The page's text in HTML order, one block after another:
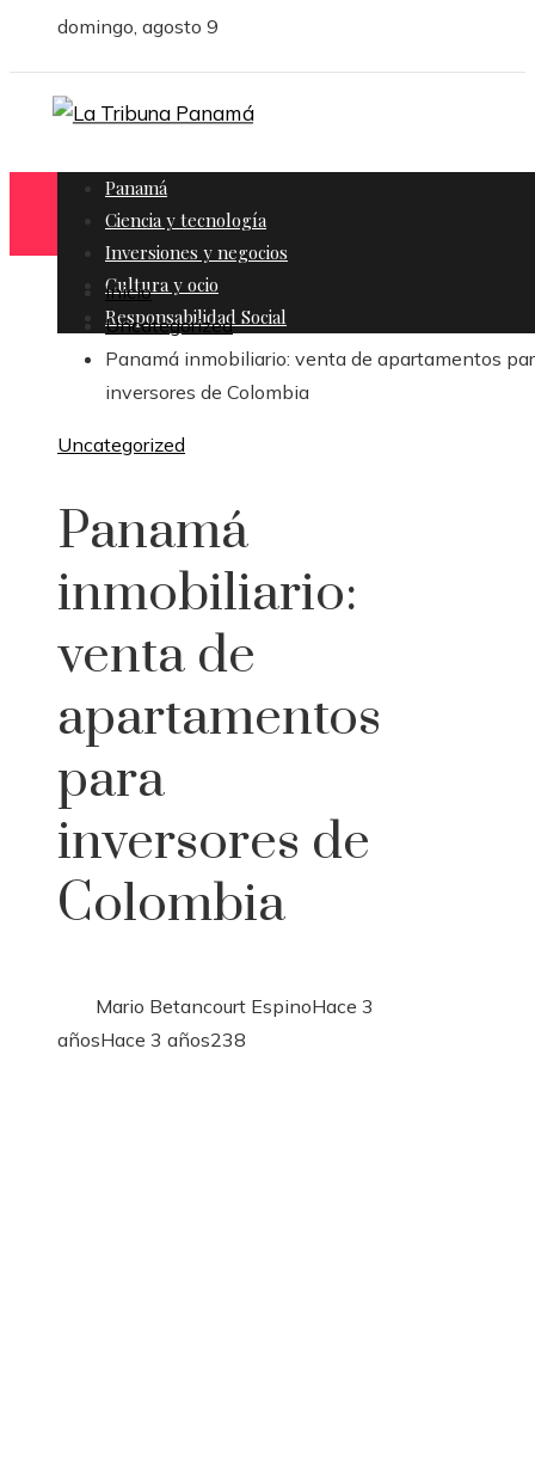
domingo, agosto 9
Panamá
Ciencia y tecnología
Inversiones y negocios
Cultura y ocio
Responsabilidad Social
Inicio
Uncategorized
Panamá inmobiliario: venta de apartamentos
inversores de Colombia
Uncategorized
Panamá
inmobiliario:
venta de
apartamentos
para
inversores de
Colombia
Mario Betancourt EspinoHace 3
añosHace 3 años238